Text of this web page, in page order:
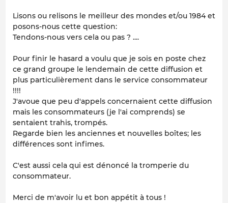
Lisons ou relisons le meilleur des mondes et/ou 1984 et
posons-nous cette question:
Tendons-nous vers cela ou pas ? ....
Pour finir le hasard a voulu que je sois en poste chez
ce grand groupe le lendemain de cette diffusion et
plus particulièrement dans le service consommateur
!!!!
J'avoue que peu d'appels concernaient cette diffusion
mais les consommateurs (je l'ai comprends) se
sentaient trahis, trompés.
Regarde bien les anciennes et nouvelles boîtes; les
différences sont infimes.
C'est aussi cela qui est dénoncé la tromperie du
consommateur.
Merci de m'avoir lu et bon appétit à tous !